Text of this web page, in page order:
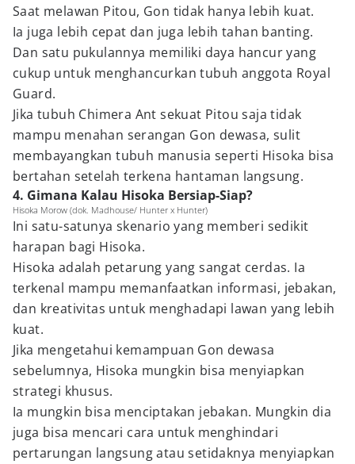
Saat melawan Pitou, Gon tidak hanya lebih kuat.
Ia juga lebih cepat dan juga lebih tahan banting.
Dan satu pukulannya memiliki daya hancur yang
cukup untuk menghancurkan tubuh anggota Royal
Guard.
Jika tubuh Chimera Ant sekuat Pitou saja tidak
mampu menahan serangan Gon dewasa, sulit
membayangkan tubuh manusia seperti Hisoka bisa
bertahan setelah terkena hantaman langsung.
4. Gimana Kalau Hisoka Bersiap-Siap?
Hisoka Morow (dok. Madhouse/ Hunter x Hunter)
Ini satu-satunya skenario yang memberi sedikit
harapan bagi Hisoka.
Hisoka adalah petarung yang sangat cerdas. Ia
terkenal mampu memanfaatkan informasi, jebakan,
dan kreativitas untuk menghadapi lawan yang lebih
kuat.
Jika mengetahui kemampuan Gon dewasa
sebelumnya, Hisoka mungkin bisa menyiapkan
strategi khusus.
Ia mungkin bisa menciptakan jebakan. Mungkin dia
juga bisa mencari cara untuk menghindari
pertarungan langsung atau setidaknya menyiapkan